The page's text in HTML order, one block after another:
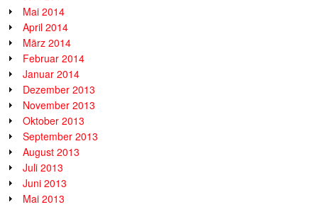
Mai 2014
April 2014
März 2014
Februar 2014
Januar 2014
Dezember 2013
November 2013
Oktober 2013
September 2013
August 2013
Juli 2013
Juni 2013
Mai 2013